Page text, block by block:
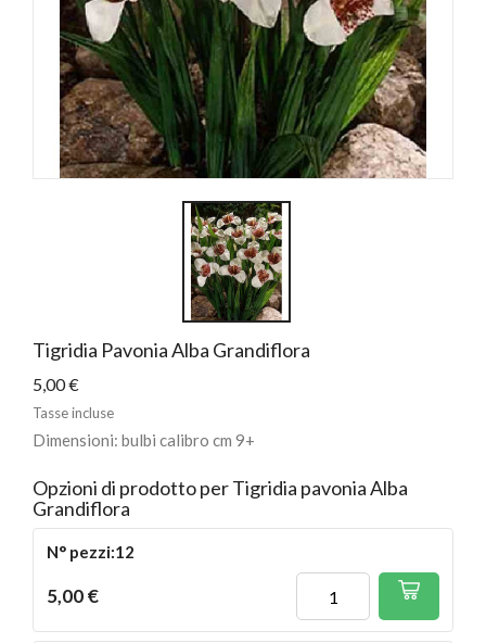
Tigridia Pavonia Alba Grandiflora
5,00 €
Tasse incluse
Dimensioni: bulbi calibro cm 9+
Opzioni di prodotto per Tigridia pavonia Alba
Grandiflora
N° pezzi:12
5,00 €